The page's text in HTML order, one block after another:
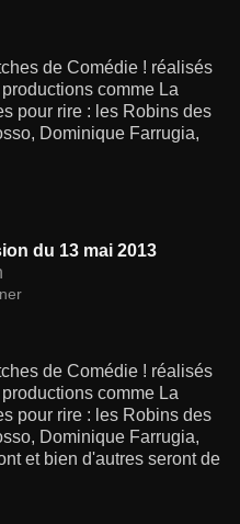
de Comédie ! réalisés
comme La
pour rire : les Robins des
Dominique Farrugia,
du 13 mai 2013
de Comédie ! réalisés
comme La
pour rire : les Robins des
Dominique Farrugia,
et bien d'autres seront de